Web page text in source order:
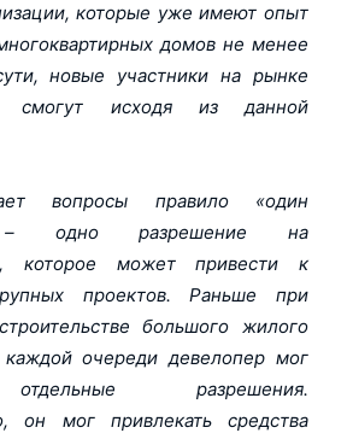
которые уже имеют опыт
домов не менее
новые участники на рынке
смогут исходя из данной
вопросы правило «один
– одно разрешение на
которое может привести к
проектов. Раньше при
большого жилого
очереди девелопер мог
разрешения.
он мог привлекать средства